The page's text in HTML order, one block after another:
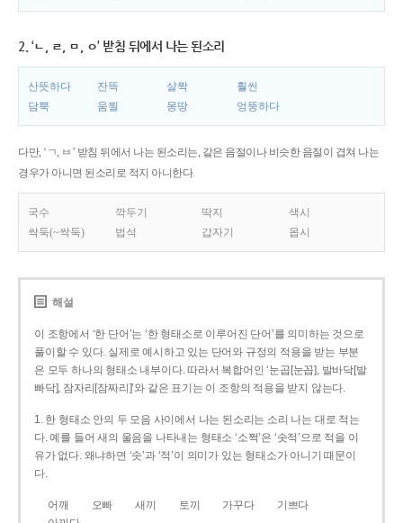
2. ‘ㄴ, ㄹ, ㅁ, ㅇ’ 받침 뒤에서 나는 된소리
산뜻하다 잔뜩 살짝
훨씬
담뿍
움찔 몽땅 엉뚱하다
다만, ‘ㄱ, ㅂ’ 받침 뒤에서 나는 된소리는, 같은 음절이나 비슷한 음절이 겹쳐 나는
경우가 아니면 된소리로 적지 아니한다.
국수 깍두기 딱지
색시
싹둑(~싹둑)
법석 갑자기 몹시
해설
이 조항에서 ‘한 단어’는 ‘한 형태소로 이루어진 단어’를 의미하는 것으로
풀이할 수 있다. 실제로 예시하고 있는 단어와 규정의 적용을 받는 부분
은 모두 하나의 형태소 내부이다. 따라서 복합어인 ‘눈곱[눈꼽], 발바닥[발
빠닥], 잠자리[잠짜리]’와 같은 표기는 이 조항의 적용을 받지 않는다.
1. 한 형태소 안의 두 모음 사이에서 나는 된소리는 소리 나는 대로 적는
다. 예를 들어 새의 울음을 나타내는 형태소 ‘소쩍’은 ‘솟적’으로 적을 이
유가 없다. 왜냐하면 ‘솟’과 ‘적’이 의미가 있는 형태소가 아니기 때문이
다.
어깨 오빠 새끼 토끼 가꾸다
기쁘다